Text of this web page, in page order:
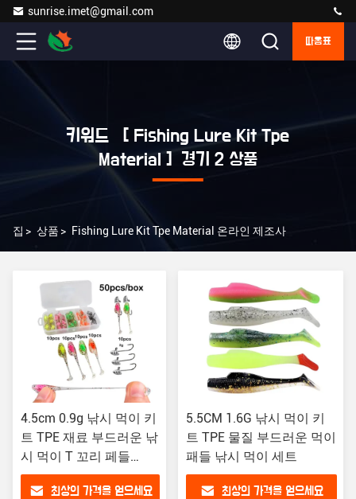
sunrise.imet@gmail.com
따옴표
키워드 [ Fishing Lure Kit Tpe
Material ] 경기 2 상품
집 > 상품 > Fishing Lure Kit Tpe Material 온라인 제조사
4.5cm 0.9g 낚시 먹이 키
트 TPE 재료 부드러운 낚
시 먹이 T 꼬리 페들
Crappie Shad
최상의 가격을 얻으세요
5.5CM 1.6G 낚시 먹이 키
트 TPE 물질 부드러운 먹이
패들 낚시 먹이 세트
최상의 가격을 얻으세요